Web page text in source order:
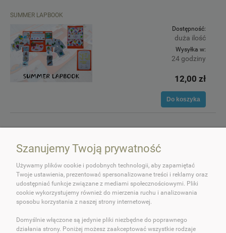
SUMMER LAPBOOK
Dostępność:
duża ilość
Wysyłka w:
24 godziny
12,00 zł
Do koszyka
O OKEY DOKEY!
OBSŁUGA KLIENTA
Szanujemy Twoją prywatność
Używamy plików cookie i podobnych technologii, aby zapamiętać
Twoje ustawienia, prezentować spersonalizowane treści i reklamy oraz
udostępniać funkcje związane z mediami społecznościowymi. Pliki
cookie wykorzystujemy również do mierzenia ruchu i analizowania
sposobu korzystania z naszej strony internetowej.
Domyślnie włączone są jedynie pliki niezbędne do poprawnego
działania strony. Poniżej możesz zaakceptować wszystkie rodzaje